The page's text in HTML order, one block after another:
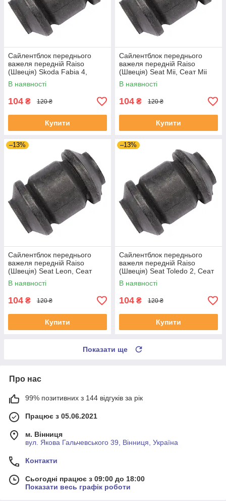
Сайлентблок переднього
важеля передній Raiso
(Швеція) Skoda Fabia 4,
Шкода Фабія 4 21- #RL-
1J0182V UAJJVOC4
В наявності
104 ₴ 120 ₴
Купити
Сайлентблок переднього
важеля передній Raiso
(Швеція) Seat Mii, Сеат Міі
11-19 #RL-1J0182V
UAAVQUI4
В наявності
104 ₴ 120 ₴
Купити
–13%
Сайлентблок переднього
важеля передній Raiso
(Швеція) Seat Leon, Сеат
Леон 99-06 #RL-1J0182V
UAYSBXG4
В наявності
104 ₴ 120 ₴
Купити
–13%
Сайлентблок переднього
важеля передній Raiso
(Швеція) Seat Toledo 2, Сеат
Толедо 2 99-06 #RL-1J0182V
UATOJRK4
В наявності
104 ₴ 120 ₴
Купити
Показати ще
Про нас
99% позитивних з 144 відгуків за рік
Працює з 05.06.2021
м. Вінниця
вул. Якова Гальчевського 39, Вінниця, Україна
Контакти
Сьогодні працює з 09:00 до 18:00
Показати весь графік роботи